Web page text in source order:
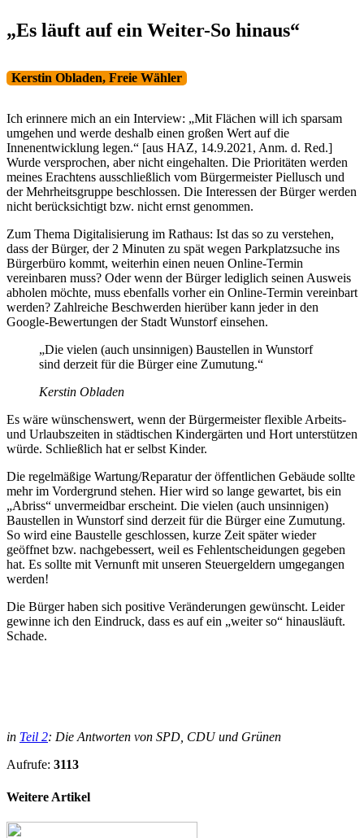
„Es läuft auf ein Weiter-So hinaus“
Kerstin Obladen, Freie Wähler
Ich erinnere mich an ein Interview: „Mit Flächen will ich sparsam
umgehen und werde deshalb einen großen Wert auf die
Innenentwicklung legen.“ [aus HAZ, 14.9.2021, Anm. d. Red.]
Wurde versprochen, aber nicht eingehalten. Die Prioritäten werden
meines Erachtens ausschließlich vom Bürgermeister Piellusch und
der Mehrheitsgruppe beschlossen. Die Interessen der Bürger werden
nicht berücksichtigt bzw. nicht ernst genommen.
Zum Thema Digitalisierung im Rathaus: Ist das so zu verstehen,
dass der Bürger, der 2 Minuten zu spät wegen Parkplatzsuche ins
Bürgerbüro kommt, weiterhin einen neuen Online-Termin
vereinbaren muss? Oder wenn der Bürger lediglich seinen Ausweis
abholen möchte, muss ebenfalls vorher ein Online-Termin vereinbart
werden? Zahlreiche Beschwerden hierüber kann jeder in den
Google-Bewertungen der Stadt Wunstorf einsehen.
„Die vielen (auch unsinnigen) Baustellen in Wunstorf
sind derzeit für die Bürger eine Zumutung.“
Kerstin Obladen
Es wäre wünschenswert, wenn der Bürgermeister flexible Arbeits-
und Urlaubszeiten in städtischen Kindergärten und Hort unterstützen
würde. Schließlich hat er selbst Kinder.
Die regelmäßige Wartung/Reparatur der öffentlichen Gebäude sollte
mehr im Vordergrund stehen. Hier wird so lange gewartet, bis ein
„Abriss“ unvermeidbar erscheint. Die vielen (auch unsinnigen)
Baustellen in Wunstorf sind derzeit für die Bürger eine Zumutung.
So wird eine Baustelle geschlossen, kurze Zeit später wieder
geöffnet bzw. nachgebessert, weil es Fehlentscheidungen gegeben
hat. Es sollte mit Vernunft mit unseren Steuergeldern umgegangen
werden!
Die Bürger haben sich positive Veränderungen gewünscht. Leider
gewinne ich den Eindruck, dass es auf ein „weiter so“ hinausläuft.
Schade.
in Teil 2: Die Antworten von SPD, CDU und Grünen
Aufrufe: 3113
Weitere Artikel